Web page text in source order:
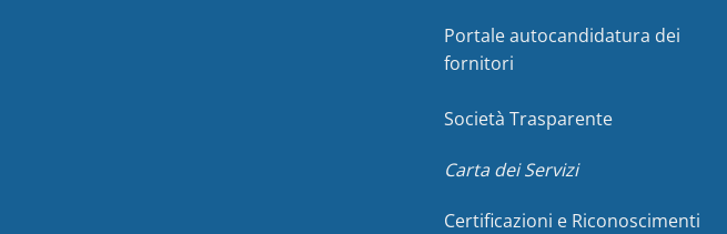
Portale autocandidatura dei
fornitori
Società Trasparente
Carta dei Servizi
Certificazioni e Riconoscimenti